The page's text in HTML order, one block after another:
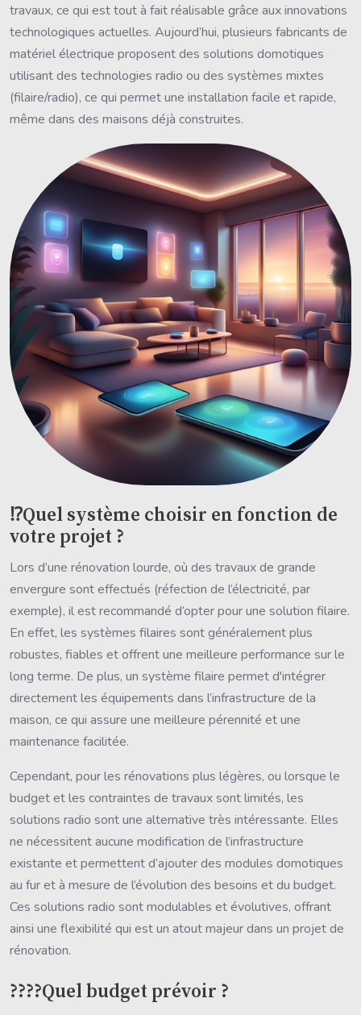
travaux, ce qui est tout à fait réalisable grâce aux innovations
technologiques actuelles. Aujourd’hui, plusieurs fabricants de
matériel électrique proposent des solutions domotiques
utilisant des technologies radio ou des systèmes mixtes
(filaire/radio), ce qui permet une installation facile et rapide,
même dans des maisons déjà construites.
⁉️Quel système choisir en fonction de
votre projet ?
Lors d’une rénovation lourde, où des travaux de grande
envergure sont effectués (réfection de l’électricité, par
exemple), il est recommandé d’opter pour une solution filaire.
En effet, les systèmes filaires sont généralement plus
robustes, fiables et offrent une meilleure performance sur le
long terme. De plus, un système filaire permet d'intégrer
directement les équipements dans l’infrastructure de la
maison, ce qui assure une meilleure pérennité et une
maintenance facilitée.
Cependant, pour les rénovations plus légères, ou lorsque le
budget et les contraintes de travaux sont limités, les
solutions radio sont une alternative très intéressante. Elles
ne nécessitent aucune modification de l’infrastructure
existante et permettent d’ajouter des modules domotiques
au fur et à mesure de l’évolution des besoins et du budget.
Ces solutions radio sont modulables et évolutives, offrant
ainsi une flexibilité qui est un atout majeur dans un projet de
rénovation.
????Quel budget prévoir ?